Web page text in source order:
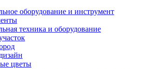
оборудование и инструмент
техника и оборудование
цветы